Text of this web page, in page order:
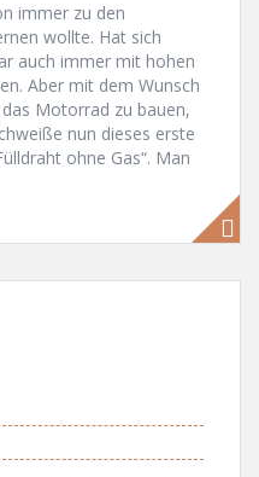
immer zu den
wollte. Hat sich
auch immer mit hohen
Aber mit dem Wunsch
Motorrad zu bauen,
nun dieses erste
ohne Gas“. Man